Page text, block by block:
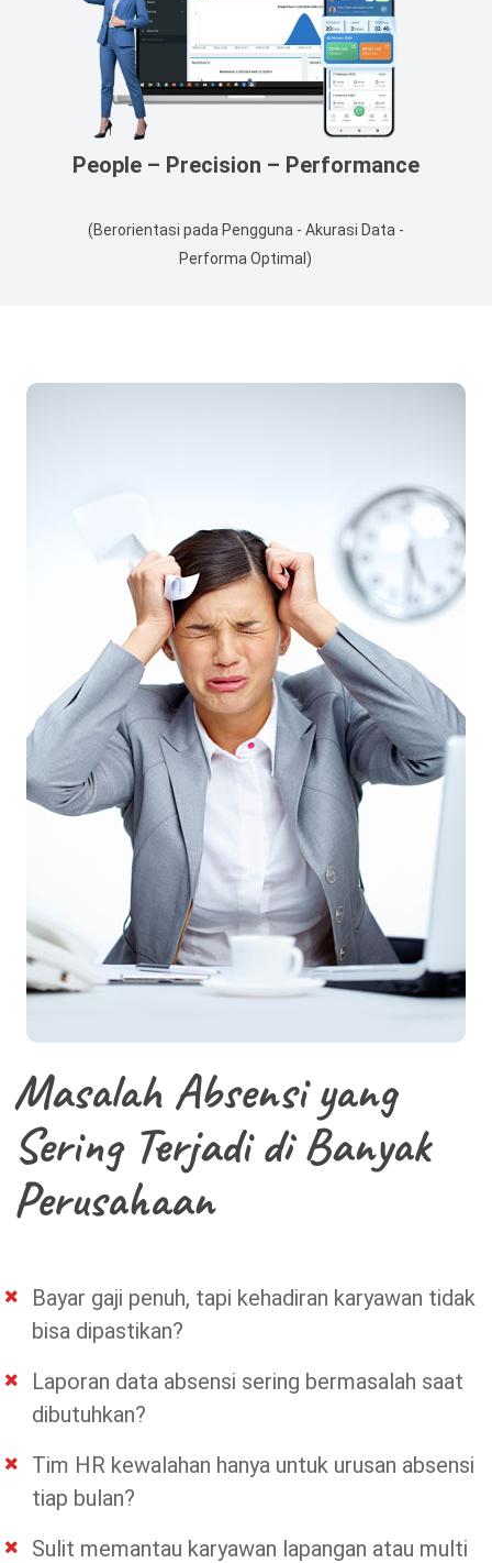
People – Precision – Performance
(Berorientasi pada Pengguna - Akurasi Data -
Performa Optimal)
Masalah Absensi yang
Sering Terjadi di Banyak
Perusahaan
Bayar gaji penuh, tapi kehadiran karyawan tidak
bisa dipastikan?
Laporan data absensi sering bermasalah saat
dibutuhkan?
Tim HR kewalahan hanya untuk urusan absensi
tiap bulan?
Sulit memantau karyawan lapangan atau multi